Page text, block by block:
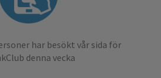
har besökt vår sida för
denna vecka